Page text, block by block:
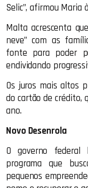
Selic”, afirmou Maria
Malta acrescenta
neve” com as
fonte para poder
endividando
Os juros mais altos
do cartão de crédito,
ano.
Novo Desenrola
O governo federal
programa que
pequenos